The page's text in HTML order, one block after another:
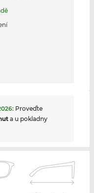
: Proveďte
a u pokladny